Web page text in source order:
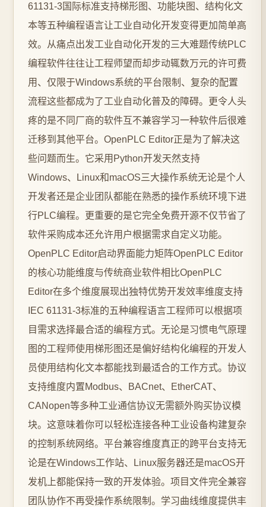
61131-3国际标准支持梯形图、功能块图、结构化文
本等五种编程语言让工业自动化开发变得更加简单高
效。从痛点出发工业自动化开发的三大难题传统PLC
编程软件往往让工程师望而却步动辄数万元的许可费
用、仅限于Windows系统的平台限制、复杂的配置
流程这些都成为了工业自动化普及的障碍。更令人头
疼的是不同厂商的软件互不兼容学习一种软件后很难
迁移到其他平台。OpenPLC Editor正是为了解决这
些问题而生。它采用Python开发天然支持
Windows、Linux和macOS三大操作系统无论是个人
开发者还是企业团队都能在熟悉的操作系统环境下进
行PLC编程。更重要的是它完全免费开源不仅节省了
软件采购成本还允许用户根据需求自定义功能。
OpenPLC Editor启动界面能力矩阵OpenPLC Editor
的核心功能维度与传统商业软件相比OpenPLC
Editor在多个维度展现出独特优势开发效率维度支持
IEC 61131-3标准的五种编程语言工程师可以根据项
目需求选择最合适的编程方式。无论是习惯电气原理
图的工程师使用梯形图还是偏好结构化编程的开发人
员使用结构化文本都能找到最适合的工作方式。协议
支持维度内置Modbus、BACnet、EtherCAT、
CANopen等多种工业通信协议无需额外购买协议模
块。这意味着你可以轻松连接各种工业设备构建复杂
的控制系统网络。平台兼容维度真正的跨平台支持无
论是在Windows工作站、Linux服务器还是macOS开
发机上都能保持一致的开发体验。项目文件完全兼容
团队协作不再受操作系统限制。学习曲线维度提供丰